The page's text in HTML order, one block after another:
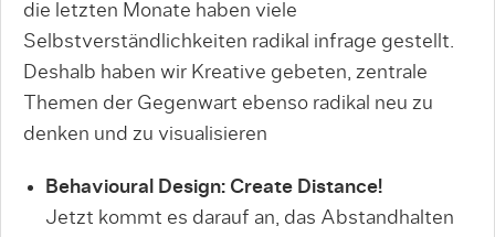
die letzten Monate haben viele
Selbstverständlichkeiten radikal infrage gestellt.
Deshalb haben wir Kreative gebeten, zentrale
Themen der Gegenwart ebenso radikal neu zu
denken und zu visualisieren
Behavioural Design: Create Distance!
Jetzt kommt es darauf an, das Abstandhalten